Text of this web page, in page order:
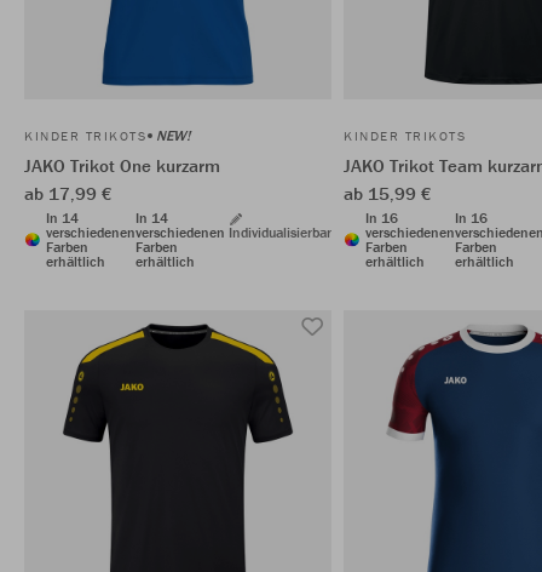
KINDER TRIKOTS NEW!
JAKO Trikot One kurzarm
ab 17,99 €
In 14
verschiedenen
Farben
erhältlich
In 14
verschiedenen
Farben
erhältlich
Individualisierbar
KINDER TRIKOTS
JAKO Trikot Team
ab 15,99 €
In 16
verschiedenen
Farben
erhältlich
In 16
Farben
erhältlich